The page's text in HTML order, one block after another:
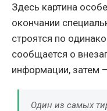
Здесь картина
окончании
строятся по
сообщается о
информации, затем
Один из самых